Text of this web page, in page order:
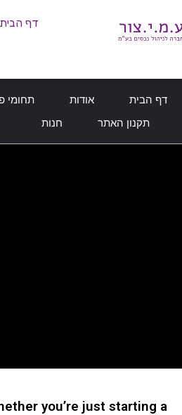
דף הבית
דף הבית אודות תחומי
תקנון האתר
חנות
you’re just starting a